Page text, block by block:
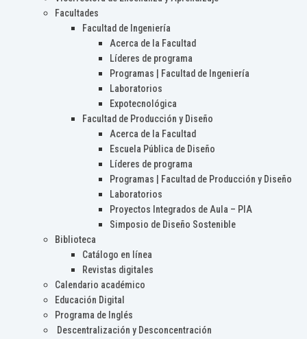
Facultades
Facultad de Ingeniería
Acerca de la Facultad
Líderes de programa
Programas | Facultad de Ingeniería
Laboratorios
Expotecnológica
Facultad de Producción y Diseño
Acerca de la Facultad
Escuela Pública de Diseño
Líderes de programa
Programas | Facultad de Producción y Diseño
Laboratorios
Proyectos Integrados de Aula – PIA
Simposio de Diseño Sostenible
Biblioteca
Catálogo en línea
Revistas digitales
Calendario académico
Educación Digital
Programa de Inglés
Descentralización y Desconcentración